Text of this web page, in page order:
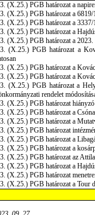
(X.25.) PGB határozat a
(X.25.) PGB határozat a
(X.25.) PGB határozat a
(X.25.) PGB határozat a
(X.25.) PGB határozat a
(X.25.) PGB határozat a
(X.25.) PGB határozat a
(X.25.) PGB határozat a
(X.25.) PGB határozat a
rendelet
(X.25.) PGB határozat
(X.25.) PGB határozat a
(X.25.) PGB határozat a
(X.25.) PGB határozat
(X.25.) PGB határozat a
(X.25.) PGB határozat a
(X.25.) PGB határozat az
(X.25.) PGB határozat a
(X.25.) PGB határozat
(X.25.) PGB határozat a Tour